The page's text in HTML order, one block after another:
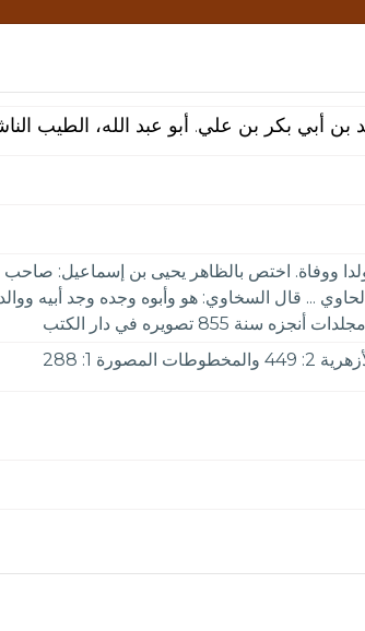
أبي بكر بن علي. أبو عبد الله، الطيب
... قال السخاوي: هو وأبوه وجده وجد أبيه
855 تصويره في دار الكتب